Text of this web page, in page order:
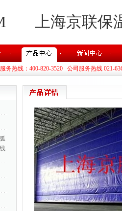
上海京联
服务热线：400-820-3520 公司服务热线 021-